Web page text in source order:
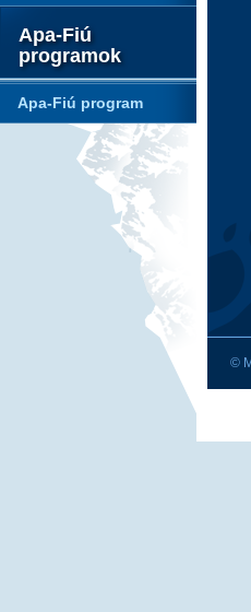
Apa-Fiú
programok
Apa-Fiú program
©